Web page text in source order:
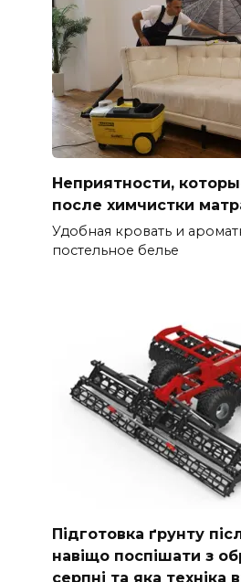
Неприятности,
после химчистки
Удобная кровать и
постельное белье
Підготовка ґрунту
навіщо поспішати з
серпні та яка техніка